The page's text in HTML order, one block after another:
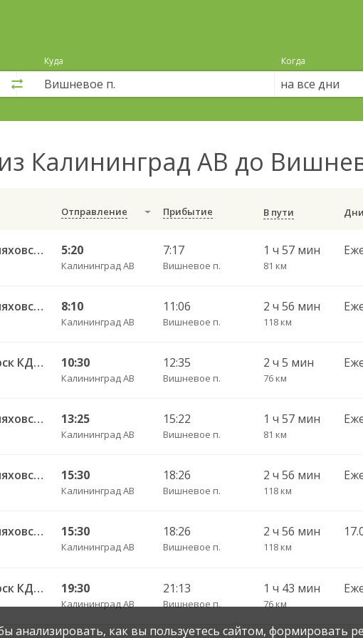
Куда Когда
на все дни
из Калининград АВ до
Отправление Прибытие В пути
520А Калининград АВ — Черняховск АС ч/з Домново п., Правдинск КДП 5:20
Калининград АВ
7:17
Вишневое п.
1 ч 57 мин
81 км
567А Калининград АВ — Черняховск АС ч/з Озерки п., Правдинск КДП, Железнодорожный КДП 8:10
Калининград АВ
11:06
Вишневое п.
2 ч 56 мин
118 км
525А Калининград АВ — Озерск КДП ч/з Правдинск КДП 10:30
Калининград АВ
12:35
Вишневое п.
2 ч 5 мин
76 км
520А Калининград АВ — Черняховск АС ч/з Домново п., Правдинск КДП 13:25
Калининград АВ
15:22
Вишневое п.
1 ч 57 мин
81 км
567А Калининград АВ — Черняховск АС ч/з Озерки п., Правдинск КДП, Железнодорожный КДП 15:30
Калининград АВ
18:26
Вишневое п.
2 ч 56 мин
118 км
567А Калининград АВ — Черняховск АС ч/з Озерки п., Правдинск КДП, Железнодорожный КДП 15:30
Калининград АВ
18:26
Вишневое п.
2 ч 56 мин
118 км
525А Калининград АВ — Озерск КДП ч/з Правдинск КДП 19:30
Калининград АВ
21:13
Вишневое п.
1 ч 43 мин
76 км
анализировать, как вы пользуетесь сайтом, формировать